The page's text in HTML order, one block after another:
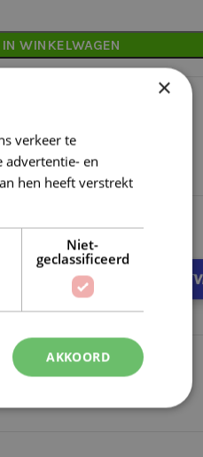
IN WINKELWAGEN
binnen NL
verzonden
×
verkeer te
advertentie- en
hen heeft verstrekt
Niet-
geclassificeerd
AKKOORD